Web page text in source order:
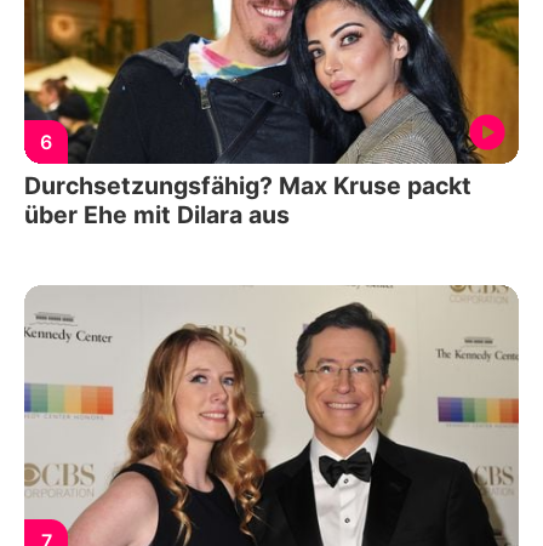
6
Durchsetzungsfähig? Max Kruse packt
über Ehe mit Dilara aus